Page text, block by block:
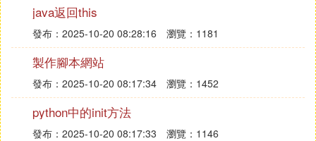
屏幕上看到一個浮動的翻譯球或類似的圖標。你
可以拖動這個浮球到想要翻譯的內容上，然後它
會自動進行翻譯。
查看翻譯結果
：翻譯完成後，有道翻譯官通常會
在屏幕上顯示翻譯結果，或者以彈窗、通知等形
式告知你。你可以根據需要查看、復制或分享翻
譯結果。
java返回this
發布：2025-10-20 08:28:16 瀏覽：1181
製作腳本網站
發布：2025-10-20 08:17:34 瀏覽：1452
python中的init方法
發布：2025-10-20 08:17:33 瀏覽：1146